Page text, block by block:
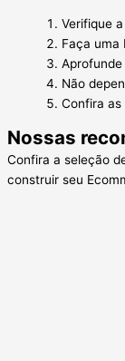
Verifique
Faça uma
Aprofunde
Não
Confira as
Nossas
Confira a seleção
construir seu